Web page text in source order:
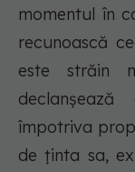
momentul în
recunoască
este străin
împotriva
de ținta sa,